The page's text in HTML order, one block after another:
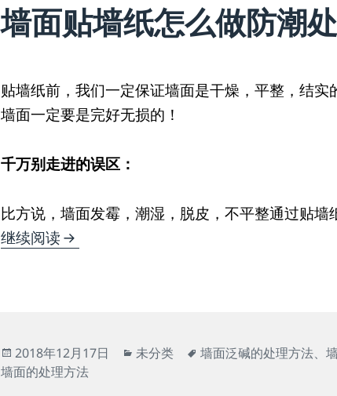
墙面贴墙纸怎么做防潮
贴墙纸前，我们一定保证墙面是干燥，平整，结实
墙面一定要是完好无损的！
千万别走进的误区：
比方说，墙面发霉，潮湿，脱皮，不平整通过贴墙
继续阅读墙面贴墙纸怎么做防潮处理？
发
布
2018年12月17日
分
未分类
标
墙面泛碱的处理方法、
墙面的处理方法